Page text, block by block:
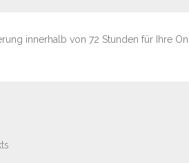
innerhalb von 72 Stunden für Ihre